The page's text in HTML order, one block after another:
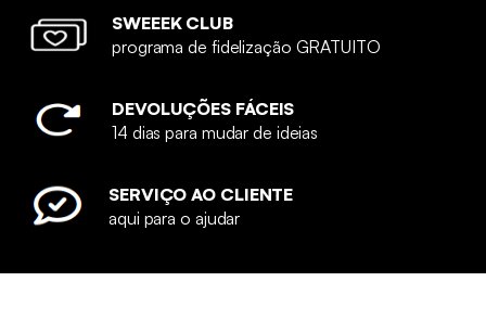
SWEEEK CLUB
programa de fidelização GRATUITO
DEVOLUÇÕES FÁCEIS
14 dias para mudar de ideias
SERVIÇO AO CLIENTE
aqui para o ajudar